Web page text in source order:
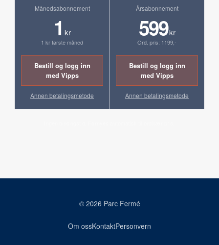
Månedsabonnement
1 kr
1 kr første måned
Bestill og logg inn
med Vipps
Annen betalingsmetode
Årsabonnement
599kr
Ord. pris: 1199,-
Bestill og logg inn
med Vipps
Annen betalingsmetode
© 2026 Parc Fermé
Om ossKontaktPersonvern